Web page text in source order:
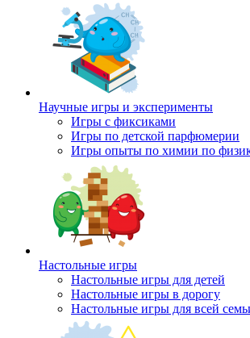
Научные игры и эксперименты
Игры с фиксиками
Игры по детской парфюмерии
Игры опыты по химии по
Настольные игры
Настольные игры для детей
Настольные игры в дорогу
Настольные игры для всей